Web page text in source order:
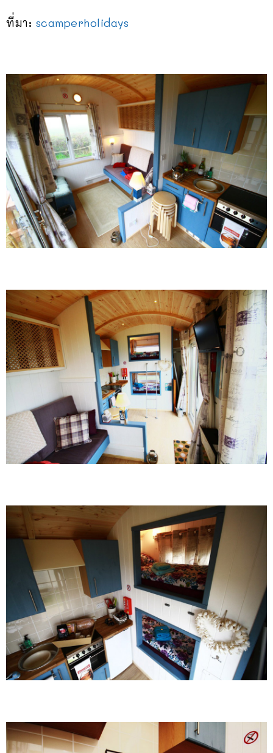
ที่มา: scamperholidays